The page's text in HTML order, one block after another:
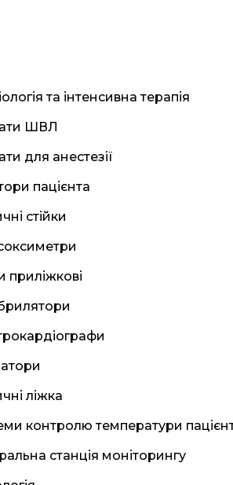
та інтенсивна терапія
ШВЛ
для анестезії
пацієнта
стійки
приліжкові
ліжка
контролю температури
станція моніторингу